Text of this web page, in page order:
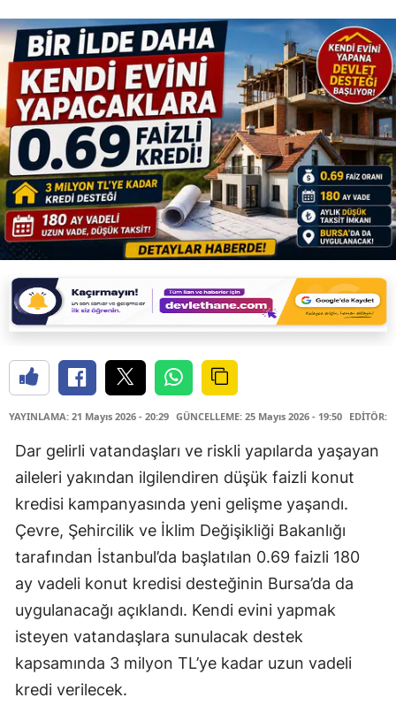
YAYINLAMA: 21 Mayıs 2026 - 20:29 GÜNCELLEME: 25 Mayıs 2026 - 19:50 EDİTÖR:
Dar gelirli vatandaşları ve riskli yapılarda yaşayan
aileleri yakından ilgilendiren düşük faizli konut
kredisi kampanyasında yeni gelişme yaşandı.
Çevre, Şehircilik ve İklim Değişikliği Bakanlığı
tarafından İstanbul’da başlatılan 0.69 faizli 180
ay vadeli konut kredisi desteğinin Bursa’da da
uygulanacağı açıklandı. Kendi evini yapmak
isteyen vatandaşlara sunulacak destek
kapsamında 3 milyon TL’ye kadar uzun vadeli
kredi verilecek.